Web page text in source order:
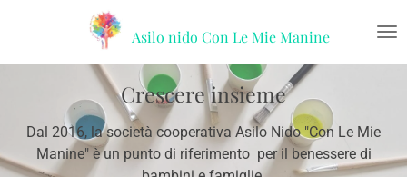
contenuto
Asilo nido Con Le Mie Manine
Crescere insieme
Dal 2016, la società cooperativa Asilo Nido "Con Le Mie
Manine" è un punto di riferimento per il benessere di